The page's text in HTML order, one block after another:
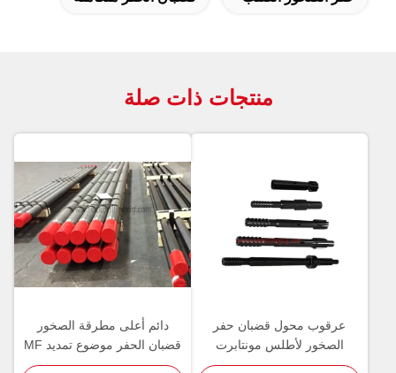
منتجات ذات صلة
عرقوب محول قضبان حفر
الصخور لأطلس مونتابرت
Sandvik أداة الحفر
دائم أعلى مطرقة الصخور
قضبان الحفر موضوع تمديد MF
رود للتعدين / التفجير